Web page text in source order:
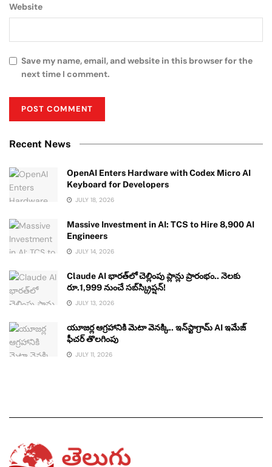
Website
Save my name, email, and website in this browser for the
next time I comment.
Recent News
OpenAI Enters Hardware with Codex Micro AI
Keyboard for Developers
JULY 18, 2026
Massive Investment in AI: TCS to Hire 8,900 AI
Engineers
JULY 14, 2026
Claude AI భారత్‌లో చెల్లింపు ప్లాన్లు ప్రారంభం.. నెలకు
రూ.1,999 నుంచే సబ్‌స్క్రిప్షన్!
JULY 13, 2026
యూజర్ల ఆగ్రహానికి మెటా వెనక్కి.. ఇన్‌స్టాగ్రామ్ AI ఇమేజ్
ఫీచర్ తొలగింపు
JULY 11, 2026